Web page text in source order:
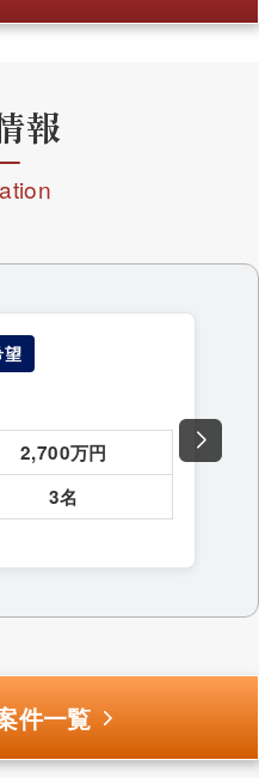
報
望
2,700万円
3名
件一覧